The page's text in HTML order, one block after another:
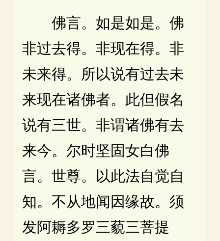
佛言。如是如是。佛
非过去得。非现在得。非
未来得。所以说有过去未
来现在诸佛者。此但假名
说有三世。非谓诸佛有去
来今。尔时坚固女白佛
言。世尊。以此法自觉自
知。不从地闻因缘故。须
发阿耨多罗三藐三菩提